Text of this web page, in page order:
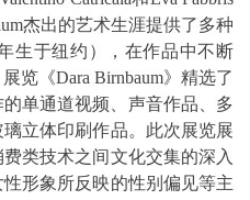
杰出的艺术生涯提供了多种
生于纽约），在作品中不断
览《Dara Birnbaum》精选了
单通道视频、声音作品、多
立体印刷作品。此次展览展
类技术之间文化交集的深入
形象所反映的性别偏见等主